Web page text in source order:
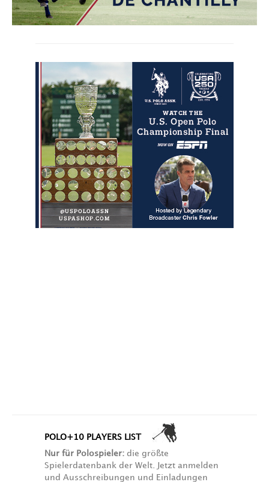
POLO+10 PLAYERS LIST
Nur für Polospieler: die größte
Spielerdatenbank der Welt. Jetzt anmelden
und Ausschreibungen und Einladungen